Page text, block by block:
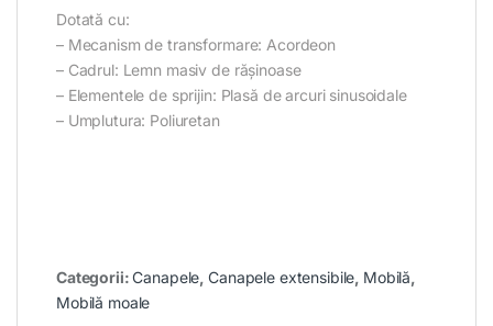
Dotată cu:
– Mecanism de transformare: Acordeon
– Cadrul: Lemn masiv de rășinoase
– Elementele de sprijin: Plasă de arcuri sinusoidale
– Umplutura: Poliuretan
Categorii:Canapele,Canapele extensibile, Mobilă,
Mobilă moale